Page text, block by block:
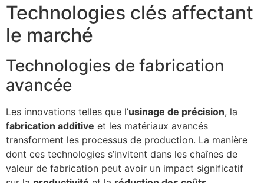
Technologies clés affectant
le marché
Technologies de fabrication
avancée
Les innovations telles que l’usinage de précision, la
fabrication additive et les matériaux avancés
transforment les processus de production. La manière
dont ces technologies s’invitent dans les chaînes de
valeur de fabrication peut avoir un impact significatif